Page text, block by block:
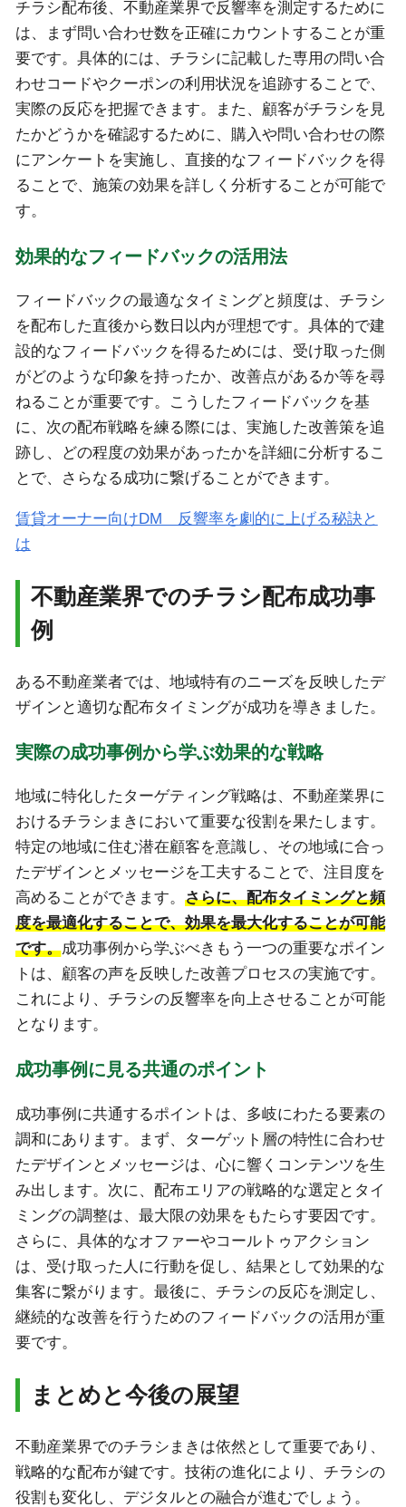
チラシ配布後、不動産業界で反響率を測定するために
は、まず問い合わせ数を正確にカウントすることが重
要です。具体的には、チラシに記載した専用の問い合
わせコードやクーポンの利用状況を追跡することで、
実際の反応を把握できます。また、顧客がチラシを見
たかどうかを確認するために、購入や問い合わせの際
にアンケートを実施し、直接的なフィードバックを得
ることで、施策の効果を詳しく分析することが可能で
す。
効果的なフィードバックの活用法
フィードバックの最適なタイミングと頻度は、チラシ
を配布した直後から数日以内が理想です。具体的で建
設的なフィードバックを得るためには、受け取った側
がどのような印象を持ったか、改善点があるか等を尋
ねることが重要です。こうしたフィードバックを基
に、次の配布戦略を練る際には、実施した改善策を追
跡し、どの程度の効果があったかを詳細に分析するこ
とで、さらなる成功に繋げることができます。
賃貸オーナー向けDM 反響率を劇的に上げる秘訣と
は
不動産業界でのチラシ配布成功事
例
ある不動産業者では、地域特有のニーズを反映したデ
ザインと適切な配布タイミングが成功を導きました。
実際の成功事例から学ぶ効果的な戦略
地域に特化したターゲティング戦略は、不動産業界に
おけるチラシまきにおいて重要な役割を果たします。
特定の地域に住む潜在顧客を意識し、その地域に合っ
たデザインとメッセージを工夫することで、注目度を
高めることができます。 さらに、配布タイミングと頻
度を最適化することで、効果を最大化することが可能
です。成功事例から学ぶべきもう一つの重要なポイン
トは、顧客の声を反映した改善プロセスの実施です。
これにより、チラシの反響率を向上させることが可能
となります。
成功事例に見る共通のポイント
成功事例に共通するポイントは、多岐にわたる要素の
調和にあります。まず、ターゲット層の特性に合わせ
たデザインとメッセージは、心に響くコンテンツを生
み出します。次に、配布エリアの戦略的な選定とタイ
ミングの調整は、最大限の効果をもたらす要因です。
さらに、具体的なオファーやコールトゥアクション
は、受け取った人に行動を促し、結果として効果的な
集客に繋がります。最後に、チラシの反応を測定し、
継続的な改善を行うためのフィードバックの活用が重
要です。
まとめと今後の展望
不動産業界でのチラシまきは依然として重要であり、
戦略的な配布が鍵です。技術の進化により、チラシの
役割も変化し、デジタルとの融合が進むでしょう。